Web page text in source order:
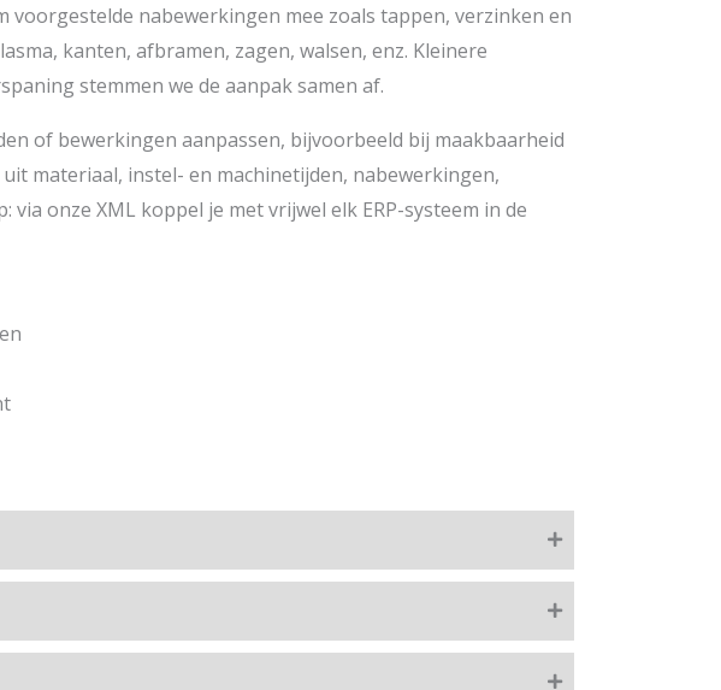
nabewerkingen mee zoals tappen, verzinken en
kanten, afbramen, zagen, walsen, enz. Kleinere
stemmen we de aanpak samen af.
of bewerkingen aanpassen, bijvoorbeeld bij maakbaarheid
materiaal, instel- en machinetijden, nabewerkingen,
onze XML koppel je met vrijwel elk ERP-systeem in de